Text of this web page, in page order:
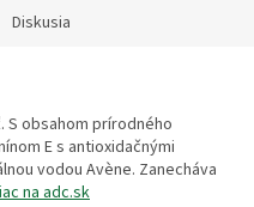
Diskusia
S obsahom prírodného
E s antioxidačnými
vodou Avène. Zanecháva
na adc.sk